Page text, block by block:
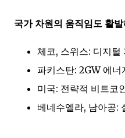
국가 차원의 움직임도 활
체코, 스위스: 디지털
파키스탄: 2GW 에
미국: 전략적 비트코
베네수엘라, 남아공: